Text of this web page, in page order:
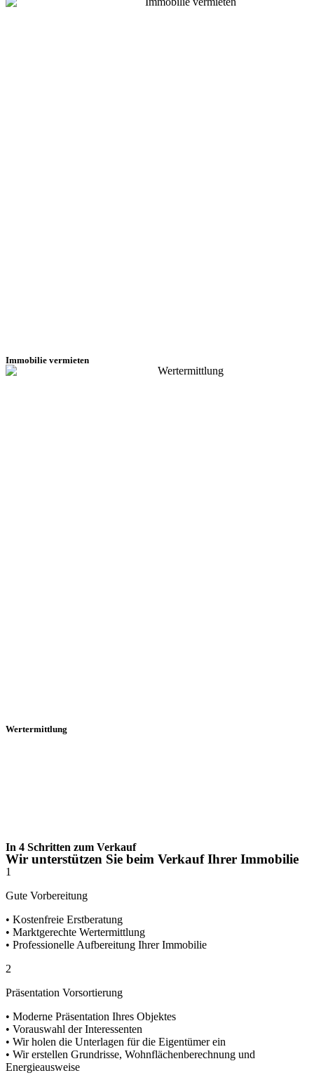
Immobilie vermieten
Wertermittlung
In 4 Schritten zum Verkauf
Wir unterstützen Sie beim Verkauf Ihrer Immobilie
1
Gute Vorbereitung
• Kostenfreie Erstberatung
• Marktgerechte Wertermittlung
• Professionelle Aufbereitung Ihrer Immobilie
2
Präsentation Vorsortierung
• Moderne Präsentation Ihres Objektes
• Vorauswahl der Interessenten
• Wir holen die Unterlagen für die Eigentümer ein
• Wir erstellen Grundrisse, Wohnflächenberechnung und
Energieausweise